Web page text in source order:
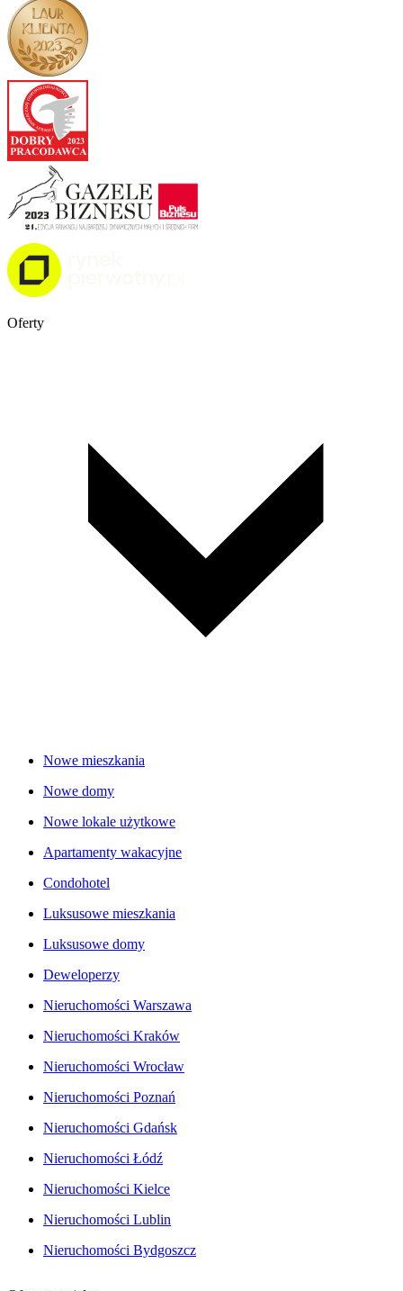
Oferty
Nowe mieszkania
Nowe domy
Nowe lokale użytkowe
Apartamenty wakacyjne
Condohotel
Luksusowe mieszkania
Luksusowe domy
Deweloperzy
Nieruchomości Warszawa
Nieruchomości Kraków
Nieruchomości Wrocław
Nieruchomości Poznań
Nieruchomości Gdańsk
Nieruchomości Łódź
Nieruchomości Kielce
Nieruchomości Lublin
Nieruchomości Bydgoszcz